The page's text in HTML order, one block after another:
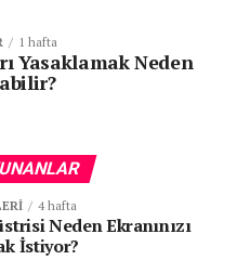
1 hafta
Yasaklamak Neden
4 hafta
Neden Ekranınızı
İstiyor?